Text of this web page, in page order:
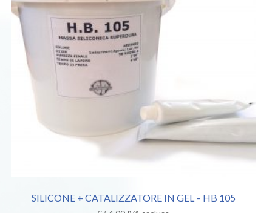
SILICONE + CATALIZZATORE IN GEL – HB 105